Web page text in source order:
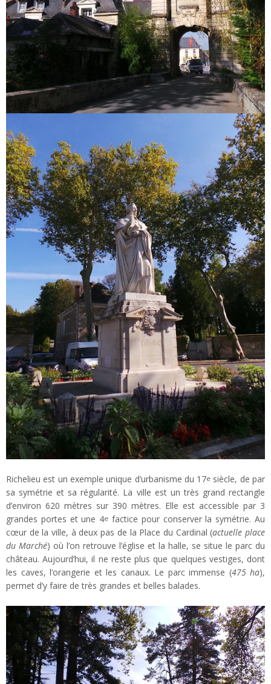
Richelieu est un exemple unique d’urbanisme du 17e siècle, de par
sa symétrie et sa régularité. La ville est un très grand rectangle
d’environ 620 mètres sur 390 mètres. Elle est accessible par 3
grandes portes et une 4e factice pour conserver la symétrie. Au
cœur de la ville, à deux pas de la Place du Cardinal (actuelle place
du Marché) où l’on retrouve l’église et la halle, se situe le parc du
château. Aujourd’hui, il ne reste plus que quelques vestiges, dont
les caves, l’orangerie et les canaux. Le parc immense (475 ha),
permet d’y faire de très grandes et belles balades.